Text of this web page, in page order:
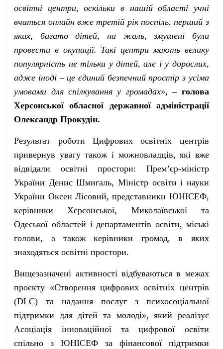
освітні центри, оскільки в нашій області учні
вчаться онлайн вже третій рік поспіль, перший з
яких, багато дітей, на жаль, змушені були
провести в окупації. Такі центри мають велику
популярність не тільки у дітей, але і у дорослих,
адже іноді – це єдиний безпечний простір з усіма
умовами для спілкування у громадах», – голова
Херсонської обласної державної адміністрації
Олександр Прокудін.
Результат роботи Цифрових освітніх центрів
привернув увагу також і можновладців, які вже
відвідали освітні простори: Прем’єр-міністр
України Денис Шмигаль, Міністр освіти і науки
України Оксен Лісовий, представники ЮНІСЕФ,
керівники Херсонської, Миколаївської та
Одеської областей і департаментів освіти, міські
голови, а також керівники громад, в яких
знаходяться освітні простори.
Вищезазначені активності відбуваються в межах
проєкту «Створення цифрових освітніх центрів
(DLC) та надання послуг з психосоціальної
підтримки для дітей та молоді», який реалізує
Асоціація інноваційної та цифрової освіти
спільно з ЮНІСЕФ за фінансової підтримки